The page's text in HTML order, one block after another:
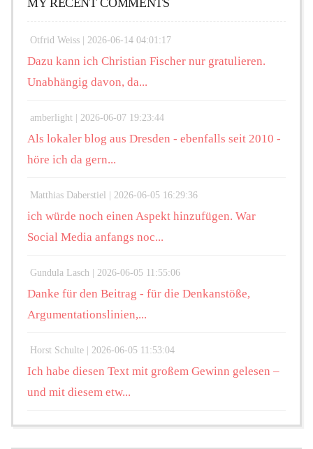
Otfrid Weiss | 2026-06-14 04:01:17
Dazu kann ich Christian Fischer nur gratulieren.
Unabhängig davon, da...
amberlight | 2026-06-07 19:23:44
Als lokaler blog aus Dresden - ebenfalls seit 2010 -
höre ich da gern...
Matthias Daberstiel | 2026-06-05 16:29:36
ich würde noch einen Aspekt hinzufügen. War
Social Media anfangs noc...
Gundula Lasch | 2026-06-05 11:55:06
Danke für den Beitrag - für die Denkanstöße,
Argumentationslinien,...
Horst Schulte | 2026-06-05 11:53:04
Ich habe diesen Text mit großem Gewinn gelesen –
und mit diesem etw...